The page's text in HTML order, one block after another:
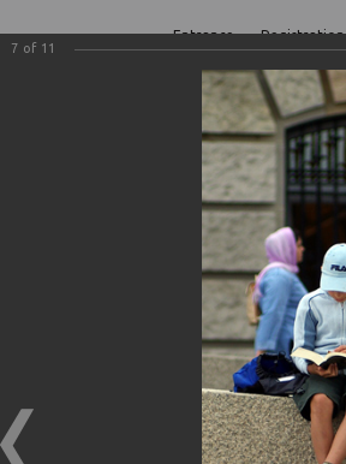
Entrance Registration
Мой альбом
7 of 11